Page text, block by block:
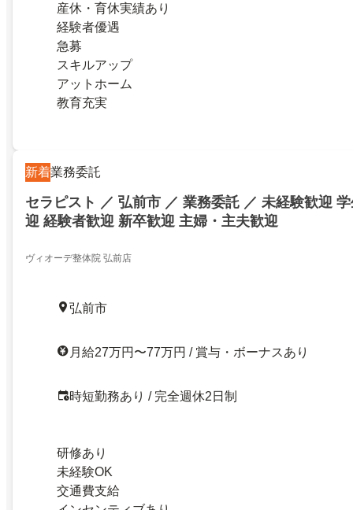
産休・育休実績あり
経験者優遇
急募
スキルアップ
アットホーム
教育充実
新着業務委託
セラピスト ／ 弘前市 ／ 業務委託 ／ 未経験歓迎
迎 経験者歓迎 新卒歓迎 主婦・主夫歓迎
ヴィオーデ整体院 弘前店
弘前市
月給27万円〜77万円 / 賞与・ボーナスあり
時短勤務あり / 完全週休2日制
研修あり
未経験OK
交通費支給